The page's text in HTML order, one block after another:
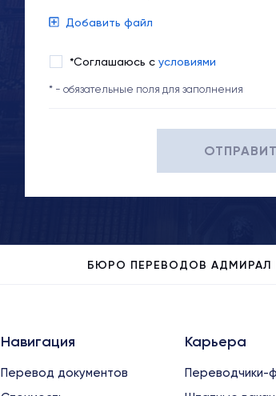
Добавить файл
*Соглашаюсь с условиями
* - обязательные поля для заполнения
Навигация
Перевод документов
Карьера
Переводчики-